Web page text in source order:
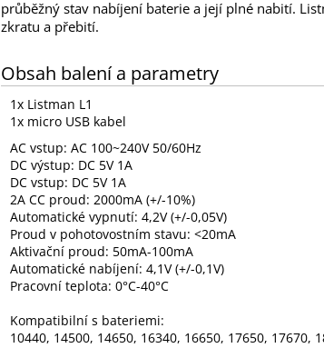
průběžný stav nabíjení baterie a její plné nabití.
zkratu a přebití.
Obsah balení a parametry
1x Listman L1
1x micro USB kabel
AC vstup: AC 100~240V 50/60Hz
DC výstup: DC 5V 1A
DC vstup: DC 5V 1A
2A CC proud: 2000mA (+/-10%)
Automatické vypnutí: 4,2V (+/-0,05V)
Proud v pohotovostním stavu: <20mA
Aktivační proud: 50mA-100mA
Automatické nabíjení: 4,1V (+/-0,1V)
Pracovní teplota: 0°C-40°C
Kompatibilní s bateriemi:
10440, 14500, 14650, 16340, 16650, 17650, 17670,